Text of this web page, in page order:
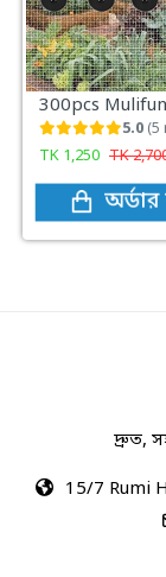
5.0 (5
TK 1,250 TK
দ্রুত,
15/7 Rumi